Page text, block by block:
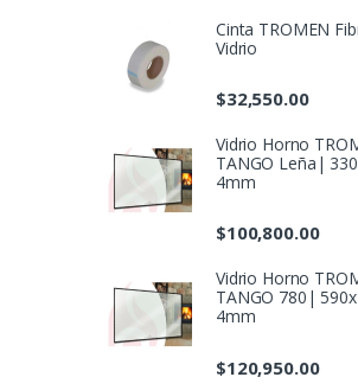
Cinta TROMEN
Vidrio
$32,550.00
Vidrio Horno
TANGO Leña|
4mm
$100,800.00
Vidrio Horno
TANGO 780|
4mm
$120,950.00